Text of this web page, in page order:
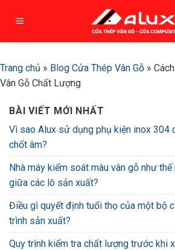
Trang chủ » Blog Cửa Thép Vân Gỗ »
Vân Gỗ Chất Lượng
BÀI VIẾT MỚI NHẤT
Vì sao Alux sử dụng phụ kiện inox 304
chốt âm?
Nhà máy kiểm soát màu vân gỗ như
giữa các lô sản xuất?
Điều gì quyết định tuổi thọ của một bộ
trình sản xuất?
Quy trình kiểm tra chất lượng trước khi